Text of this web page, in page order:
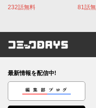
232話無料 81話
コミック
最新情報を配信中!
編集部ブログ